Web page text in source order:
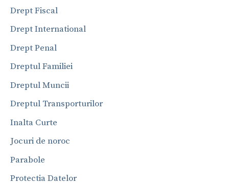
Drept Fiscal
Drept International
Drept Penal
Dreptul Familiei
Dreptul Muncii
Dreptul Transporturilor
Inalta Curte
Jocuri de noroc
Parabole
Protectia Datelor